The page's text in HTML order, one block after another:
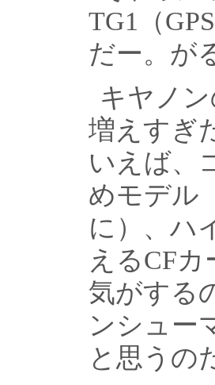
TG1（
だー。が
キヤノ
増えすぎ
いえば、
めモデル
に）、ハ
えるCF
気がする
ンシュー
と思うの